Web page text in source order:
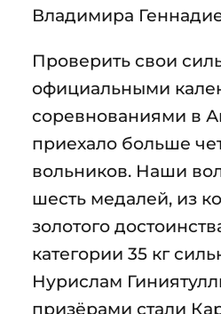
Владимира
Проверить свои
официальными
соревнованиями в
приехало больше
вольников. Наши
шесть медалей, из
золотого
категории 35 кг
Нурислам
призёрами стали